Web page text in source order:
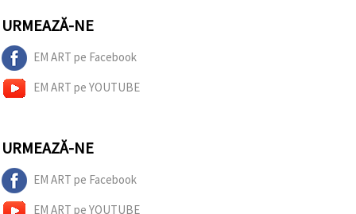
URMEAZĂ-NE
EM ART pe Facebook
EM ART pe YOUTUBE
URMEAZĂ-NE
EM ART pe Facebook
EM ART pe YOUTUBE